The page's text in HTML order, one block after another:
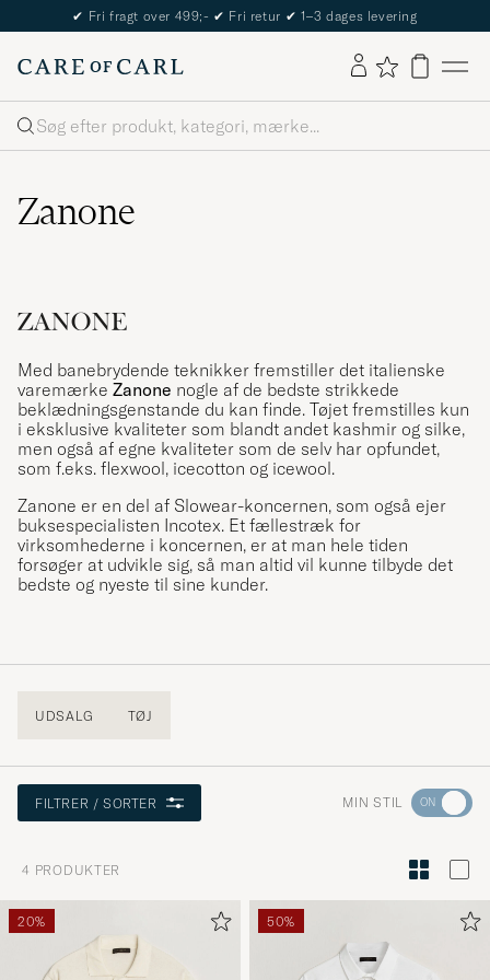
✔ Fri fragt over 499;- ✔ Fri retur ✔ 1–3 dages levering
Søg
Zanone
Med banebrydende teknikker fremstiller det italienske
varemærke Zanone nogle af de bedste strikkede
beklædningsgenstande du kan finde. Tøjet fremstilles kun
i eksklusive kvaliteter som blandt andet kashmir og silke,
men også af egne kvaliteter som de selv har opfundet,
som f.eks. flexwool, icecotton og icewool.
Zanone er en del af Slowear-koncernen, som også ejer
buksespecialisten Incotex. Et fællestræk for
virksomhederne i koncernen, er at man hele tiden
forsøger at udvikle sig, så man altid vil kunne tilbyde det
bedste og nyeste til sine kunder.
UDSALG TØJ
FILTRER / SORTER MIN STIL Gå
Stilråd
4 PRODUKTER
20% 50%